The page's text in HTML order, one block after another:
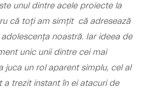
unul dintre acele proiecte la
că toți am simțit că adresează
noastră. Iar ideea de
unic unii dintre cei mai
juca un rol aparent simplu, cel al
a trezit instant în ei atacuri de